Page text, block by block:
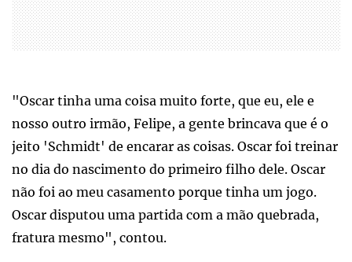
"Oscar tinha uma coisa muito forte, que eu, ele e
nosso outro irmão, Felipe, a gente brincava que é o
jeito 'Schmidt' de encarar as coisas. Oscar foi treinar
no dia do nascimento do primeiro filho dele. Oscar
não foi ao meu casamento porque tinha um jogo.
Oscar disputou uma partida com a mão quebrada,
fratura mesmo", contou.